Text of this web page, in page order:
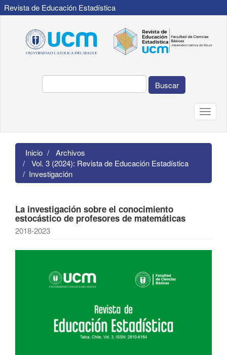
Revista de Educación Estadística
principal
Contenido
principal
Buscar
Toggle
Inicio
Archivos
Vol. 3 (2024): Revista de Educación Estadística
Investigación
La investigación sobre el conocimiento
estocástico de profesores de matemáticas
2018-2023
Barra